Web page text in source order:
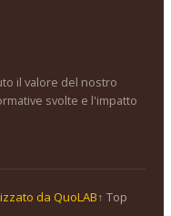
il valore del nostro
svolte e l'impatto
da QuoLAB↑ Top